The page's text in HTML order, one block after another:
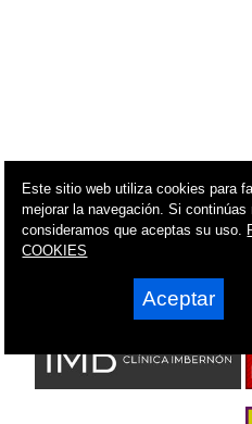
Este sitio web utiliza cookies para
mejorar la navegación. Si continúas
consideramos que aceptas su uso.
COOKIES
Aceptar